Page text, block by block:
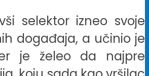
selektor izneo svoje
događaja, a učinio je
je želeo da najpre